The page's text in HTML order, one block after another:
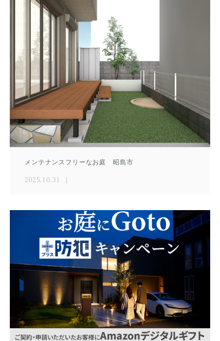
メンテナンスフリーなお庭 昭島市
2025.10.31